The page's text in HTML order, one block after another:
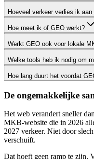
Hoeveel verkeer verlies ik
Hoe meet ik of GEO werkt?
Werkt GEO ook voor lokale
Welke tools heb ik nodig om
Hoe lang duurt het voordat
De ongemakkelijke
Het web verandert sneller
MKB-website die in 2026
2027 verkeer. Niet door
verschuift.
Dat hoeft geen ramp te zijn.